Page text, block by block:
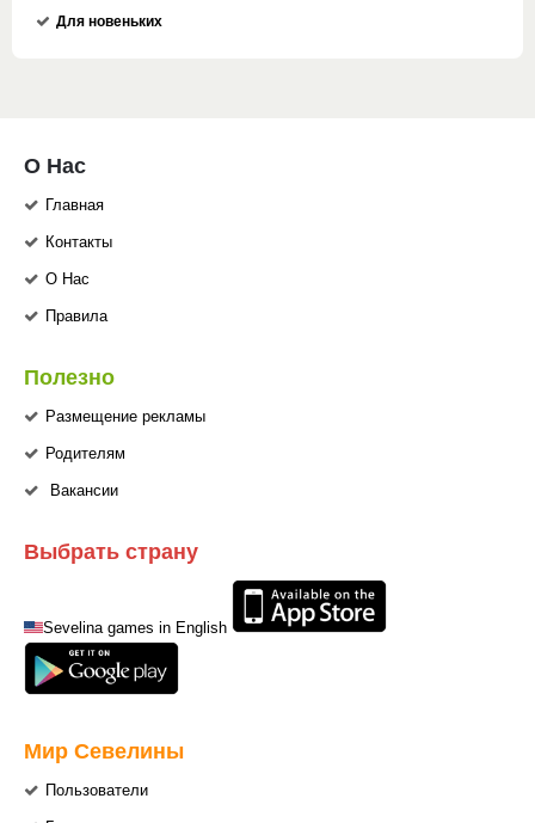
Для новеньких
О Нас
Главная
Контакты
О Нас
Правила
Полезно
Размещение рекламы
Родителям
Вакансии
Выбрать страну
Sevelina games in English
Мир Севелины
Пользователи